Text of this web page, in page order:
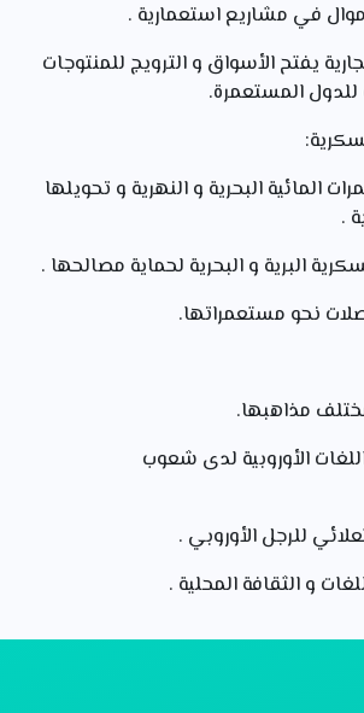
في مشاريع استعمارية .
يفتح الأسواق و الترويج للمنتوجات
للدول المستعمرة.
المائية البحرية و النهرية و تحويلها
.
البرية و البحرية لحماية مصالحها .
نحو مستعمراتها.
مذاهبها.
الأوروبية لدى شعوب
للرجل الأوروبي .
و الثقافة المحلية .